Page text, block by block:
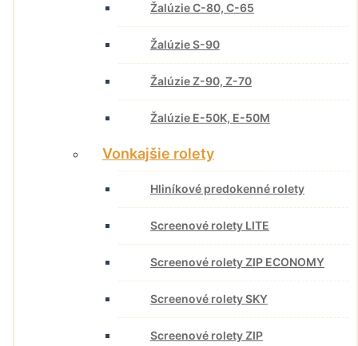
Žalúzie C-80, C-65
Žalúzie S-90
Žalúzie Z-90, Z-70
Žalúzie E-50K, E-50M
Vonkajšie rolety
Hliníkové predokenné rolety
Screenové rolety LITE
Screenové rolety ZIP ECONOMY
Screenové rolety SKY
Screenové rolety ZIP